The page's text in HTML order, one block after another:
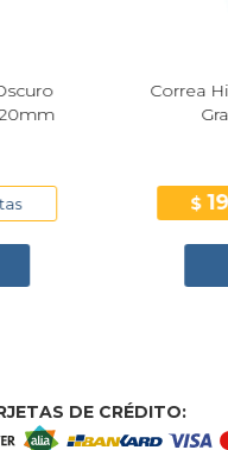
Azul Cuero
20mm
DE CRÉDITO: